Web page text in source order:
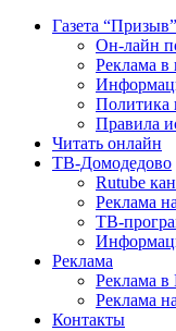
Газета “Призыв”
Он-лайн
Реклама в
Политика
Правила
Читать онлайн
ТВ-Домодедово
Rutube
Реклама
ТВ-
Реклама
Реклама
Реклама
Контакты